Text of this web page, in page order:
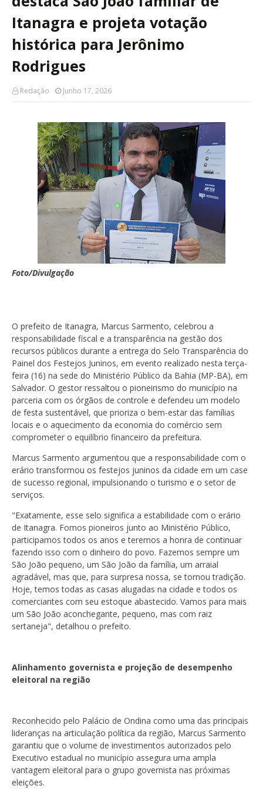
Itanagra e projeta votação
histórica para Jerônimo
Rodrigues
Redação Junho 17, 2026
Foto/Divulgação
O prefeito de Itanagra, Marcus Sarmento, celebrou a
responsabilidade fiscal e a transparência na gestão dos
recursos públicos durante a entrega do Selo Transparência do
Painel dos Festejos Juninos, em evento realizado nesta terça-
feira (16) na sede do Ministério Público da Bahia (MP-BA), em
Salvador. O gestor ressaltou o pioneirismo do município na
parceria com os órgãos de controle e defendeu um modelo
de festa sustentável, que prioriza o bem-estar das famílias
locais e o aquecimento da economia do comércio sem
comprometer o equilíbrio financeiro da prefeitura.
Marcus Sarmento argumentou que a responsabilidade com o
erário transformou os festejos juninos da cidade em um case
de sucesso regional, impulsionando o turismo e o setor de
serviços.
"Exatamente, esse selo significa a estabilidade com o erário
de Itanagra. Fomos pioneiros junto ao Ministério Público,
participamos todos os anos e teremos a honra de continuar
fazendo isso com o dinheiro do povo. Fazemos sempre um
São João pequeno, um São João da família, um arraial
agradável, mas que, para surpresa nossa, se tornou tradição.
Hoje, temos todas as casas alugadas na cidade e todos os
comerciantes com seu estoque abastecido. Vamos para mais
um São João aconchegante, pequeno, mas com raiz
sertaneja", detalhou o prefeito.
Alinhamento governista e projeção de desempenho
eleitoral na região
Reconhecido pelo Palácio de Ondina como uma das principais
lideranças na articulação política da região, Marcus Sarmento
garantiu que o volume de investimentos autorizados pelo
Executivo estadual no município assegura uma ampla
vantagem eleitoral para o grupo governista nas próximas
eleições.